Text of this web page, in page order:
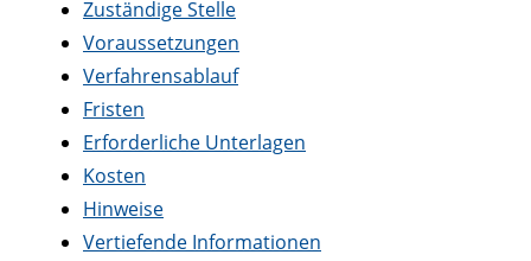
Zuständige Stelle
Voraussetzungen
Verfahrensablauf
Fristen
Erforderliche Unterlagen
Kosten
Hinweise
Vertiefende Informationen